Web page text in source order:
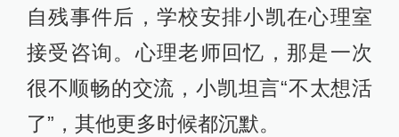
自残事件后，学校安排小凯在心理室
接受咨询。心理老师回忆，那是一次
很不顺畅的交流，小凯坦言“不太想活
了”，其他更多时候都沉默。